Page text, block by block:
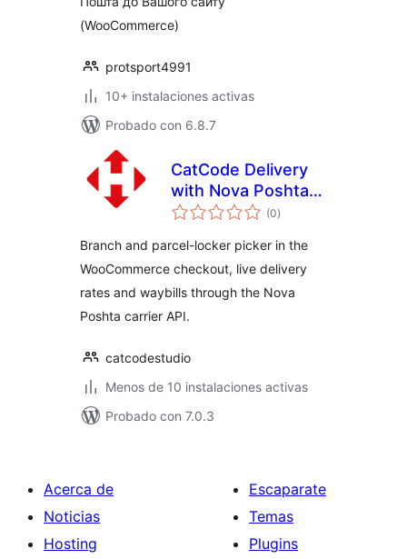
(WooCommerce)
protsport4991
10+ instalaciones activas
Probado con 6.8.7
CatCode Delivery
with Nova Poshta
for WooCommerce
(0total
de
)
Branch and parcel-locker picker in the
WooCommerce checkout, live delivery
rates and waybills through the Nova
Poshta carrier API.
catcodestudio
Menos de 10 instalaciones activas
Probado con 7.0.3
Acerca de
Noticias
Hosting
Escaparate
Temas
Plugins